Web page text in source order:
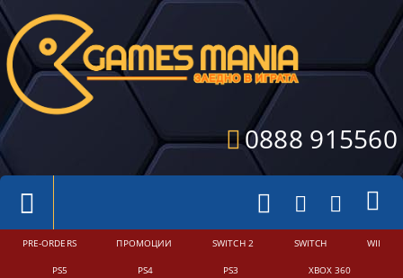
0888 915560
PRE-ORDERS ПРОМОЦИИ SWITCH 2 SWITCH WII
PS5 PS4 PS3 XBOX 360